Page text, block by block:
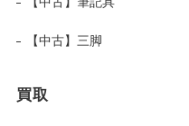
【中古】三脚
買取